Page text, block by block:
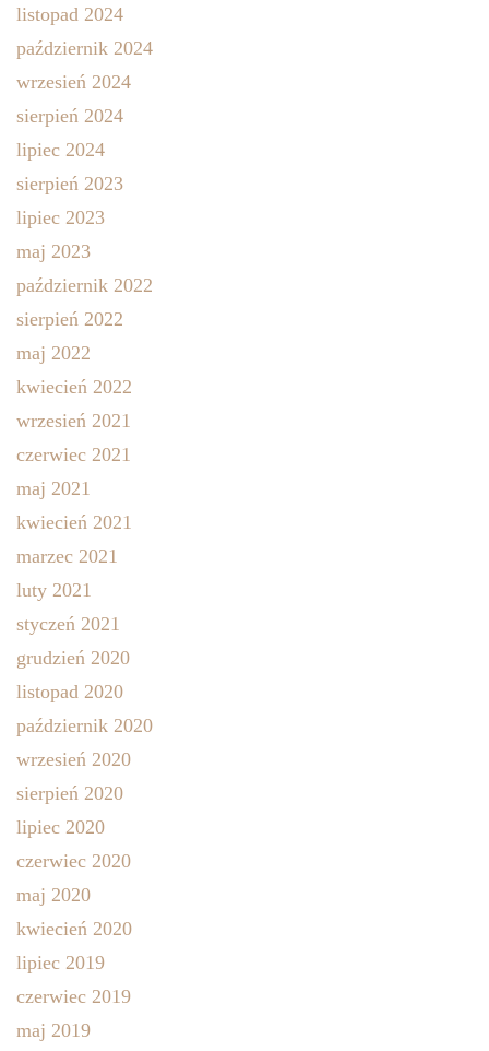
listopad 2024
październik 2024
wrzesień 2024
sierpień 2024
lipiec 2024
sierpień 2023
lipiec 2023
maj 2023
październik 2022
sierpień 2022
maj 2022
kwiecień 2022
wrzesień 2021
czerwiec 2021
maj 2021
kwiecień 2021
marzec 2021
luty 2021
styczeń 2021
grudzień 2020
listopad 2020
październik 2020
wrzesień 2020
sierpień 2020
lipiec 2020
czerwiec 2020
maj 2020
kwiecień 2020
lipiec 2019
czerwiec 2019
maj 2019